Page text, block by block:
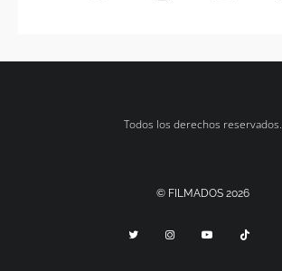
Todos los derechos reservados.
© FILMADOS 2026